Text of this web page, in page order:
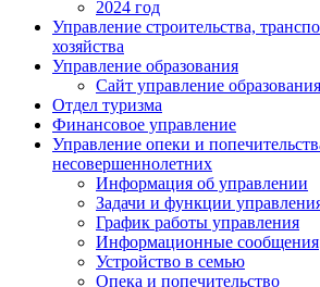
2024 год
Управление строительства,
хозяйства
Управление образования
Сайт управление образования
Отдел туризма
Финансовое управление
Управление опеки и
несовершеннолетних
Информация об управлении
Задачи и функции
График работы управления
Информационные сообщения
Устройство в семью
Опека и попечительство